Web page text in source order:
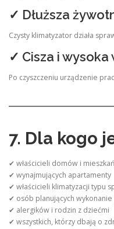
✓ Dłuższa
Czysty klimatyzator działa
✓ Cisza i
Po czyszczeniu urządzenie
7. Dla kogo
✔ właścicieli domów i mieszkań
✔ wynajmujących apartamenty
✔ właścicieli klimatyzacji typu
✔ osób planujących
✔ alergików i rodzin z dziećmi
✔ wszystkich, którzy dbają o